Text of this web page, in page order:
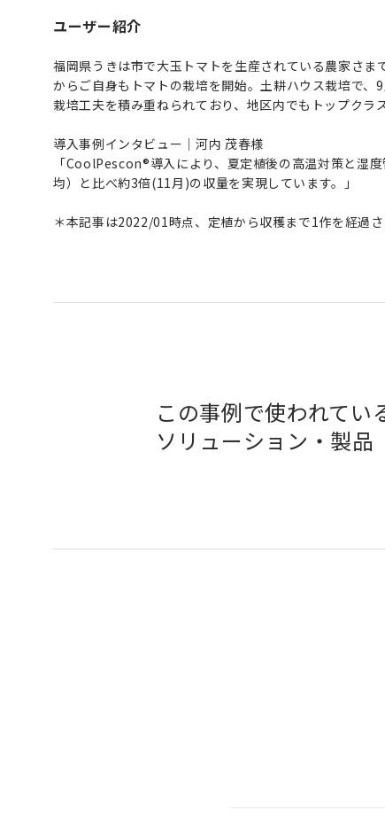
ユーザー紹介
福岡県うきは市で大玉トマトを生産されている農家さ
からご自身もトマトの栽培を開始。土耕ハウス栽培で
栽培工夫を積み重ねられており、地区内でもトップクラ
導入事例インタビュー｜河内 茂春様
「CoolPescon®導入により、夏定植後の高温対策と湿
均）と比べ約3倍(11月)の収量を実現しています。」
＊本記事は2022/01時点、定植から収穫まで1作を経過
この事例で使われてい
ソリューション・製品